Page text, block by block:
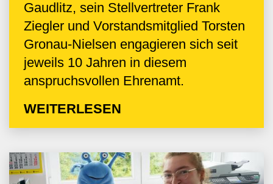
Gaudlitz, sein Stellvertreter Frank
Ziegler und Vorstandsmitglied Torsten
Gronau-Nielsen engagieren sich seit
jeweils 10 Jahren in diesem
anspruchsvollen Ehrenamt.
WEITERLESEN